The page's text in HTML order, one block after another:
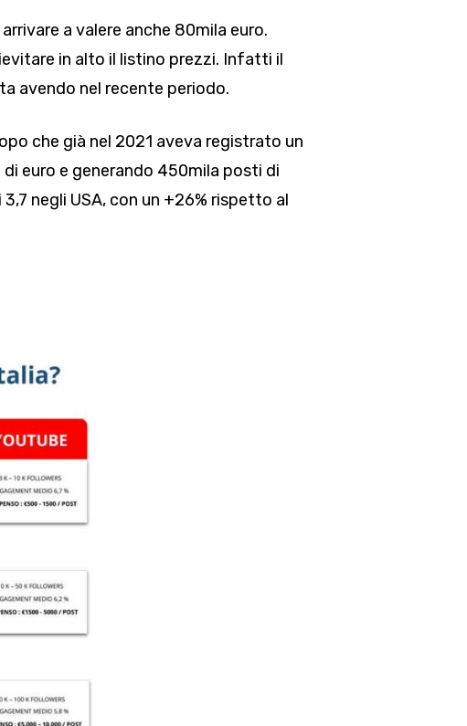
a valere anche 80mila euro.
in alto il listino prezzi. Infatti il
avendo nel recente periodo.
che già nel 2021 aveva registrato un
euro e generando 450mila posti di
negli USA, con un +26% rispetto al